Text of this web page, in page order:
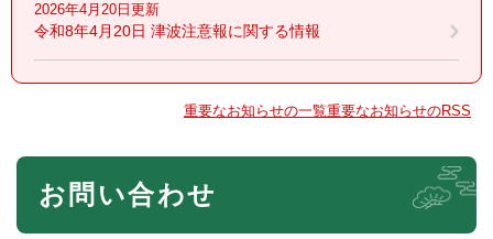
2026年4月20日更新
令和8年4月20日 津波注意報に関する情報
重要なお知らせの一覧重要なお知らせのRSS
本
お問い合わせ